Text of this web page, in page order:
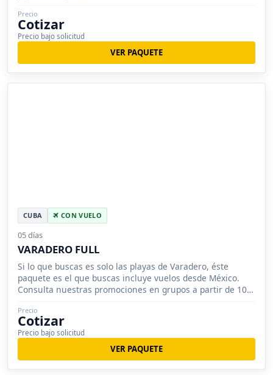
Precio
Cotizar
Precio bajo solicitud
VER PAQUETE
CUBA CON VUELO
05 días
VARADERO FULL
Si lo que buscas es solo las playas de Varadero, éste
paquete es el que buscas incluye vuelos desde México.
Consulta nuestras promociones en grupos a partir de 10
Precio
Cotizar
Precio bajo solicitud
VER PAQUETE